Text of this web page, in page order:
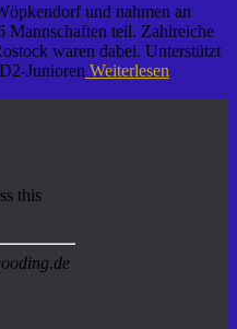
und nahmen an
Mannschaften teil. Zahlreiche
waren dabei. Unterstützt
Junioren Weiterlesen